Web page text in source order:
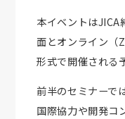
本イベントはJICA
面とオンライン（
形式で開催される
前半のセミナーで
国際協力や開発コ